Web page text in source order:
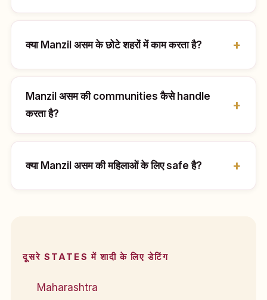
क्या Manzil असम के छोटे शहरों में काम करता है?
Manzil असम की communities कैसे handle
करता है?
क्या Manzil असम की महिलाओं के लिए safe है?
दूसरे STATES में शादी के लिए डेटिंग
Maharashtra